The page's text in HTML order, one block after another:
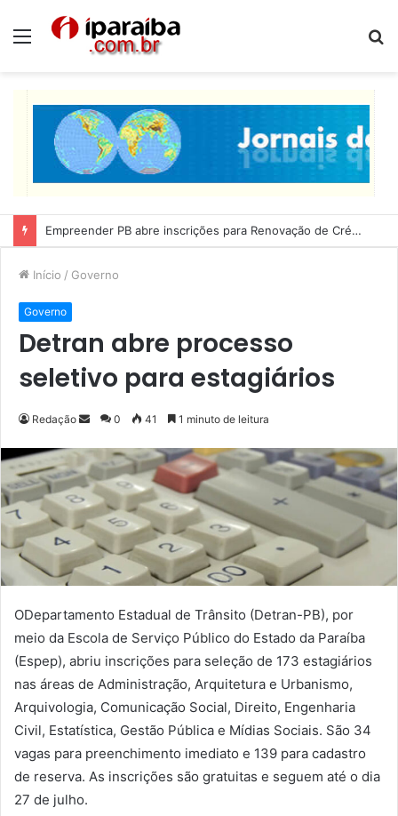
Menu
Empreender PB abre inscrições para Renovação de Crédito
Início / Governo
Governo
Detran abre processo
seletivo para estagiários
Redação
n
d
e
u
m
-
m
a
i
0 41 1 minuto de leitura
ODepartamento Estadual de Trânsito (Detran-PB), por
meio da Escola de Serviço Público do Estado da Paraíba
(Espep), abriu inscrições para seleção de 173 estagiários
nas áreas de Administração, Arquitetura e Urbanismo,
Arquivologia, Comunicação Social, Direito, Engenharia
Civil, Estatística, Gestão Pública e Mídias Sociais. São 34
vagas para preenchimento imediato e 139 para cadastro
de reserva. As inscrições são gratuitas e seguem até o dia
27 de julho.